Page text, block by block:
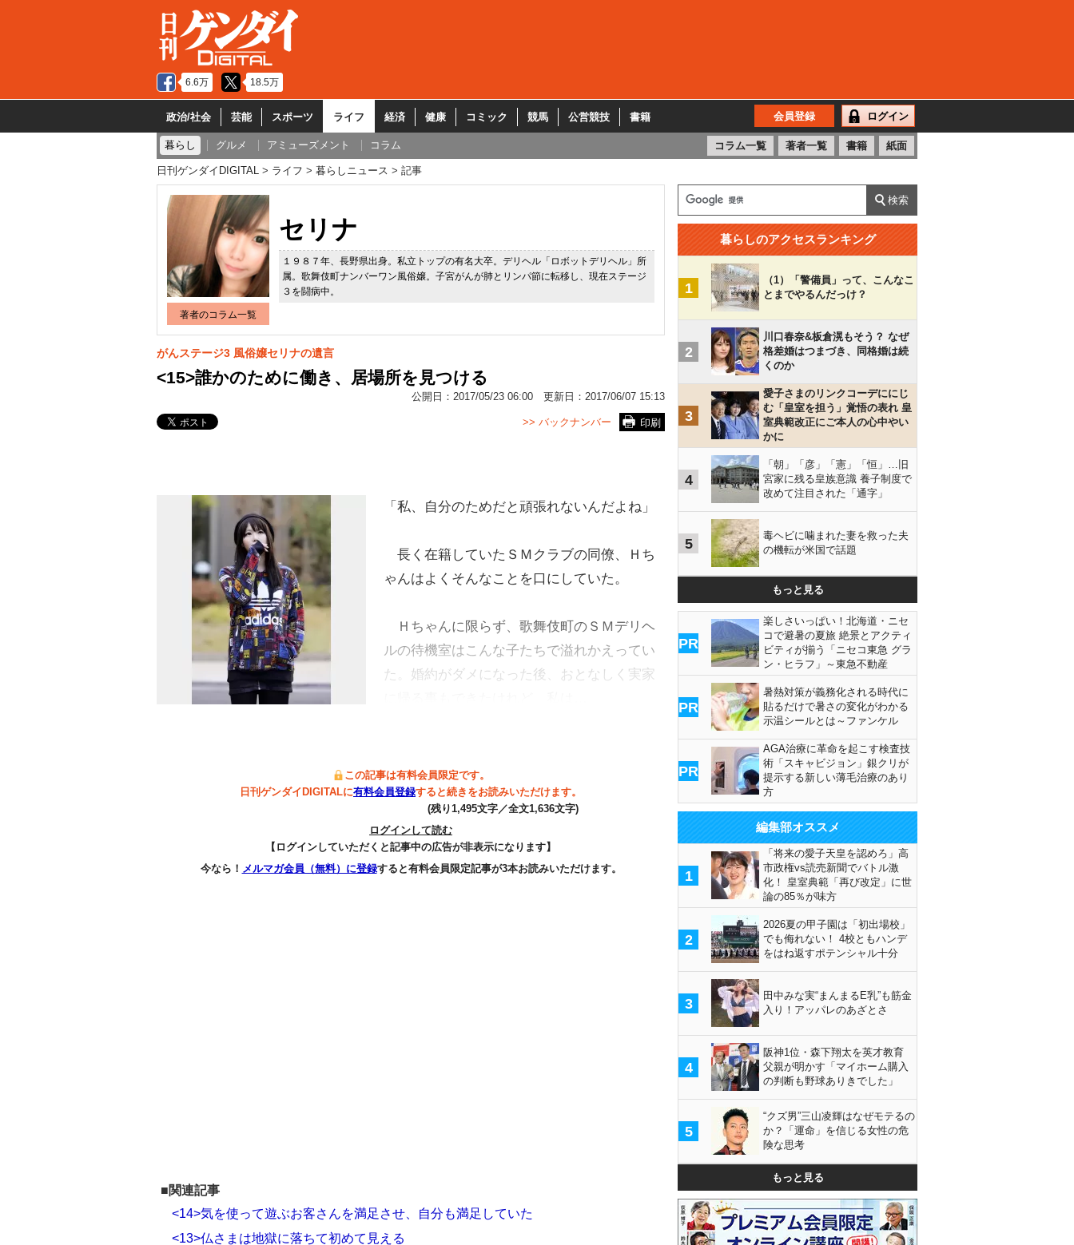
6.6万 18.5万
政治/社会 芸能 スポーツ ライフ 経済 健康 コミック 競馬 公営競技 書籍 会員登録 ログイン
暮らし グルメ アミューズメント コラム コラム一覧 著者一覧 書籍 紙面
日刊ゲンダイDIGITAL ライフ 暮らしニュース 記事
著者のコラム一覧
セリナ
１９８７年、長野県出身。私立トップの有名大卒。デリヘル「ロボットデリヘル」所
属。歌舞伎町ナンバーワン風俗嬢。子宮がんが肺とリンパ節に転移し、現在ステージ
３を闘病中。
がんステージ3 風俗嬢セリナの遺言
<15>誰かのために働き、居場所を見つける
公開日： 2017/05/23 06:00 更新日： 2017/06/07 15:13
印刷
>> バックナンバー
「私、自分のためだと頑張れないんだよね」
長く在籍していたＳＭクラブの同僚、Ｈち
ゃんはよくそんなことを口にしていた。
Ｈちゃんに限らず、歌舞伎町のＳＭデリヘ
ルの待機室はこんな子たちで溢れかえってい
た。婚約がダメになった後、おとなしく実家
この記事は有料会員限定です。
日刊ゲンダイDIGITALに有料会員登録すると続きをお読みいただけます。
(残り1,495文字／全文1,636文字)
ログインして読む
【ログインしていただくと記事中の広告が非表示になります】
今なら！ メルマガ会員（無料）に登録すると有料会員限定記事が3本お読みいただけます。
■関連記事
<14>気を使って遊ぶお客さんを満足させ、自分も満足していた
<13>仏さまは地獄に落ちて初めて見える
暮らしのアクセスランキング
1
（1）「警備員」って、こんなこ
とまでやるんだっけ？
2
川口春奈&板倉滉もそう？ なぜ
格差婚はつまづき、同格婚は続
くのか
3
愛子さまのリンクコーデににじ
む「皇室を担う」覚悟の表れ 皇
室典範改正にご本人の心中やい
かに
4
「朝」「彦」「憲」「恒」…旧
宮家に残る皇族意識 養子制度で
改めて注目された「通字」
5
毒ヘビに噛まれた妻を救った夫
の機転が米国で話題
もっと見る
PR
楽しさいっぱい！北海道・ニセ
コで避暑の夏旅 絶景とアクティ
ビティが揃う「ニセコ東急 グラ
ン・ヒラフ」～東急不動産
PR
暑熱対策が義務化される時代に
貼るだけで暑さの変化がわかる
示温シールとは～ファンケル
PR
AGA治療に革命を起こす検査技
術「スキャビジョン」銀クリが
提示する新しい薄毛治療のあり
方
編集部オススメ
1
「将来の愛子天皇を認めろ」高
市政権vs読売新聞でバトル激
化！ 皇室典範「再び改定」に世
論の85％が味方
2
2026夏の甲子園は「初出場校」
でも侮れない！ 4校ともハンデ
をはね返すポテンシャル十分
3
田中みな実“まんまるE乳”も筋金
入り！アッパレのあざとさ
4
阪神1位・森下翔太を英才教育
父親が明かす「マイホーム購入
の判断も野球ありきでした」
5
“クズ男”三山凌輝はなぜモテるの
か？「運命」を信じる女性の危
険な思考
もっと見る